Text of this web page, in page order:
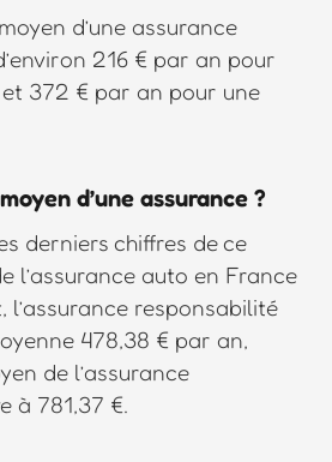
d’une assurance
216 € par an pour
372 € par an pour une
d’une assurance ?
derniers chiffres de ce
l’assurance auto en France
l’assurance responsabilité
478,38 € par an,
de l’assurance
à 781,37 €.